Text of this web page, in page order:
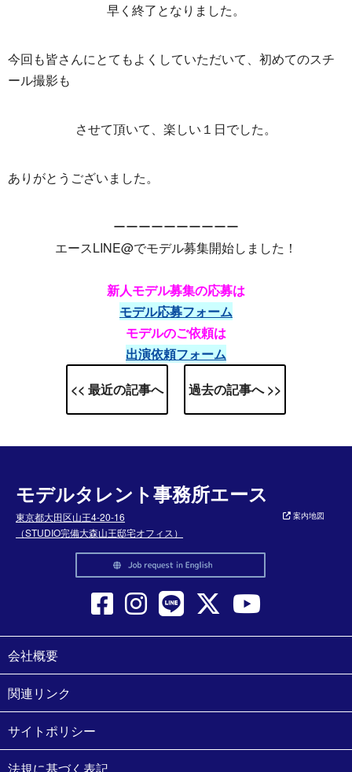
早く終了となりました。
今回も皆さんにとてもよくしていただいて、初めてのスチ
ール撮影も
させて頂いて、楽しい１日でした。
ありがとうございました。
ーーーーーーーーーー
エースLINE@でモデル募集開始しました！
新人モデル募集の応募は
モデル応募フォーム
モデルのご依頼は
出演依頼フォーム
<< 最近の記事へ
過去の記事へ >>
モデルタレント事務所エース
東京都大田区山王4-20-16
（STUDIO完備大森山王邸宅オフィス）
案内地図
会社概要
関連リンク
サイトポリシー